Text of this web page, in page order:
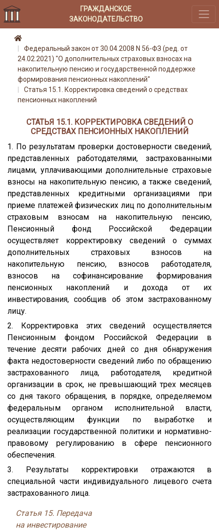
ГРАЖДАНСКОЕ
ЗАКОНОДАТЕЛЬСТВО
Федеральный закон от 30.04.2008 N 56-ФЗ (ред. от
24.02.2021) "О дополнительных страховых взносах на
накопительную пенсию и государственной поддержке
формирования пенсионных накоплений"
Статья 15.1. Корректировка сведений о средствах
пенсионных накоплений
СТАТЬЯ 15.1. КОРРЕКТИРОВКА СВЕДЕНИЙ О
СРЕДСТВАХ ПЕНСИОННЫХ НАКОПЛЕНИЙ
1. По результатам проверки достоверности сведений,
представленных работодателями, застрахованными
лицами, уплачивающими дополнительные страховые
взносы на накопительную пенсию, а также сведений,
представленных кредитными организациями при
приеме платежей физических лиц по дополнительным
страховым взносам на накопительную пенсию,
Пенсионный фонд Российской Федерации
осуществляет корректировку сведений о суммах
дополнительных страховых взносов на
накопительную пенсию, взносов работодателя,
взносов на софинансирование формирования
пенсионных накоплений и дохода от их
инвестирования, сообщив об этом застрахованному
лицу.
2. Корректировка этих сведений осуществляется
Пенсионным фондом Российской Федерации в
течение десяти рабочих дней со дня обнаружения
факта недостоверности сведений либо по обращению
застрахованного лица, работодателя, кредитной
организации в срок, не превышающий трех месяцев
со дня такого обращения, в порядке, определяемом
федеральным органом исполнительной власти,
осуществляющим функции по выработке и
реализации государственной политики и нормативно-
правовому регулированию в сфере пенсионного
обеспечения.
3. Результаты корректировки отражаются в
специальной части индивидуального лицевого счета
застрахованного лица.
Статья 15. Передача
на инвестирование